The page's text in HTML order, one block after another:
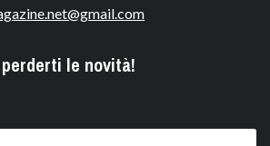
le novità!